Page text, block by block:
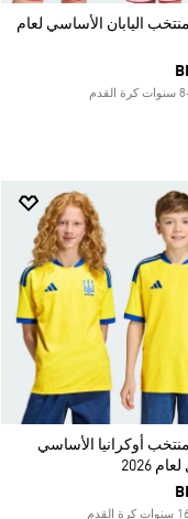
اليابان الأساسي لعام
أوكرانيا الأساسي
2026